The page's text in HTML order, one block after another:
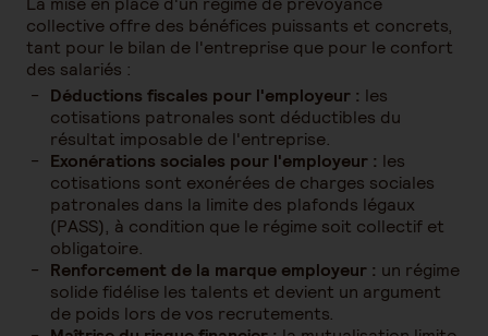
collective offre des bénéfices puissants et concrets,
tant pour le bilan de l'entreprise que pour le confort
des salariés :
Déductions fiscales pour l'employeur : les
cotisations patronales sont déductibles du
résultat imposable de l'entreprise.
Exonérations sociales pour l'employeur : les
cotisations sont exonérées de charges sociales
patronales dans la limite des plafonds légaux
(PASS), à condition que le régime soit collectif et
obligatoire.
Renforcement de la marque employeur : un régime
solide fidélise les talents et devient un argument
de poids lors de vos recrutements.